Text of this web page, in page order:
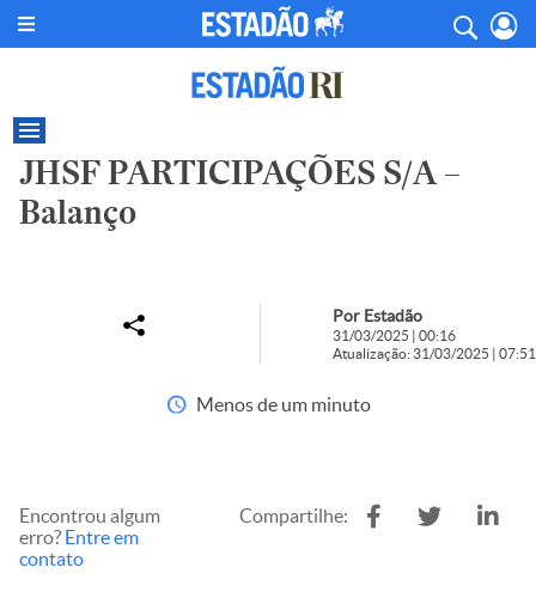
JHSF PARTICIPAÇÕES S/A –
Balanço
Por Estadão
31/03/2025 | 00:16
Atualização: 31/03/2025 | 07:51
Menos de um minuto
Encontrou algum
erro? Entre em
contato
Compartilhe: